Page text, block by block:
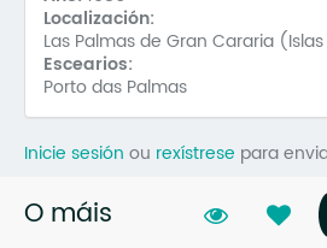
Localización:
Las Palmas de Gran Cararia
Escearios:
Porto das Palmas
Inicie sesión ou rexístrese para
O máis